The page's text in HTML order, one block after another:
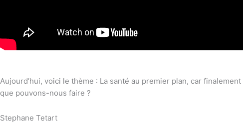
Aujourd’hui, voici le thème : La santé au premier plan, car finalement
que pouvons-nous faire ?
Stephane Tetart​